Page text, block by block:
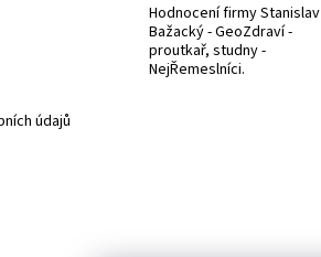
údajů
Hodnocení firmy Stanislav
Bažacký - GeoZdraví -
proutkař, studny -
NejŘemeslníci.